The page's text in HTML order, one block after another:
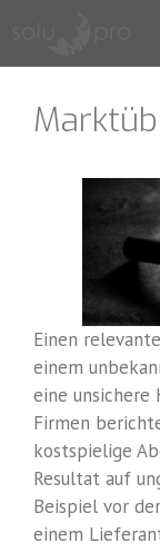
springen
Einen
einem
eine unsichere
Firmen
kostspielige
Resultat auf
Beispiel vor
einem